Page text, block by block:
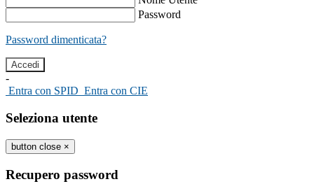
Password
Password dimenticata?
-
Entra con SPID Entra con CIE
Seleziona utente
button close ×
Recupero password